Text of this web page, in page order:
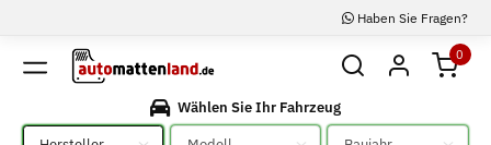
Haben Sie Fragen?
0
Wählen Sie Ihr Fahrzeug
Bitte auswählen
Bitte auswählen Bitte auswählen